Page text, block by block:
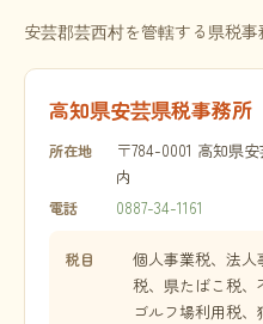
安芸郡芸西村を管轄する県税事
高知県安芸県税事務所
所在地
〒784-0001 高知県
内
電話 0887-34-1161
税目
個人事業税、法
税、県たばこ税、
ゴルフ場利用税、